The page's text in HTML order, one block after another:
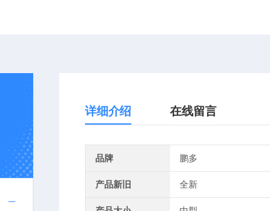
详细介绍 在线留言
品牌 鹏多
产品新旧 全新